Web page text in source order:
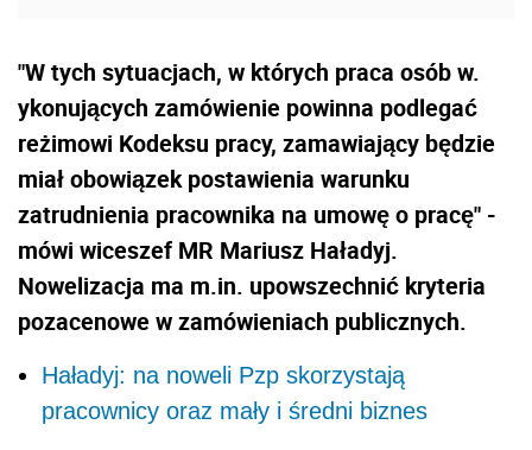
"W tych sytuacjach, w których praca osób w.
ykonujących zamówienie powinna podlegać
reżimowi Kodeksu pracy, zamawiający będzie
miał obowiązek postawienia warunku
zatrudnienia pracownika na umowę o pracę" -
mówi wiceszef MR Mariusz Haładyj.
Nowelizacja ma m.in. upowszechnić kryteria
pozacenowe w zamówieniach publicznych.
Haładyj: na noweli Pzp skorzystają
pracownicy oraz mały i średni biznes